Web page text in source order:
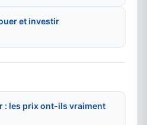
et investir
: les prix ont-ils vraiment